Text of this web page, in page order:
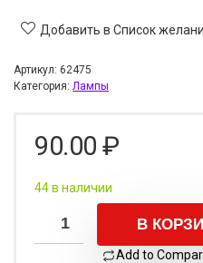
Добавить в Список
Артикул: 62475
Категория: Лампы
90.00 ₽
44 в наличии
В
Add to